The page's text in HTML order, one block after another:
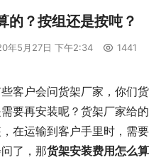
的？按组还是按吨？
年5月27日 下午2:34 1441
客户会问货架厂家，你们货
要再安装呢？货架厂家给的
在运输到客户手里时，需要
了，那货架安装费用怎么算